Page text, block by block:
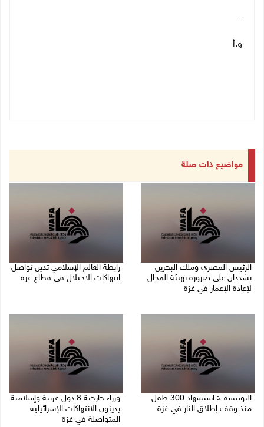
ــــ
و.أ
مواضيع ذات صلة
الرئيس المصري وملك البحرين
يشددان على ضرورة تهيئة المجال
لإعادة الإعمار في غزة
رابطة العالم الإسلامي تدين تواصل
انتهاكات الاحتلال في قطاع غزة
اليونيسف: استشهاد 300 طفل
منذ وقف إطلاق النار في غزة
وزراء خارجية 8 دول عربية وإسلامية
يدينون الانتهاكات الإسرائيلية
المتواصلة في غزة